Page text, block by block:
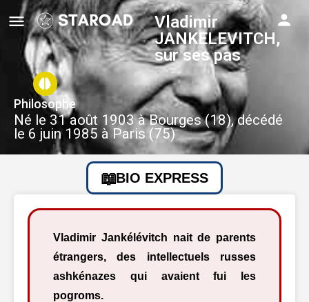
Vladimir
JANKELEVITCH,
sur ses pas
Philosophe
Né le 31 août 1903 à Bourges (18), décédé
le 6 juin 1985 à Paris (75)
BIO EXPRESS
Vladimir Jankélévitch nait de parents
étrangers, des intellectuels russes
ashkénazes qui avaient fui les
pogroms.